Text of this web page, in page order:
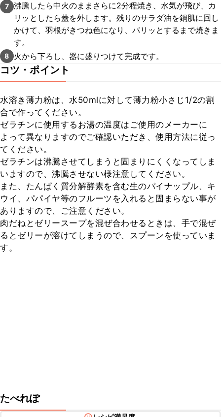
7 沸騰したら中火のままさらに2分程焼き、水気が飛び、カ
リッとしたら蓋を外します。残りのサラダ油を鍋肌に回し
かけて、羽根がきつね色になり、パリッとするまで焼きま
す。
8 火から下ろし、器に盛りつけて完成です。
コツ・ポイント
水溶き薄力粉は、水50mlに対して薄力粉小さじ1/2の割
合で作ってください。
ゼラチンに使用するお湯の温度はご使用のメーカーに
よって異なりますのでご確認いただき、使用方法に従っ
てください。
ゼラチンは沸騰させてしまうと固まりにくくなってしま
いますので、沸騰させない様注意してください。
また、たんぱく質分解酵素を含む生のパイナップル、キ
ウイ、パパイヤ等のフルーツを入れると固まらない事が
ありますので、ご注意ください。
肉だねとゼリースープを混ぜ合わせるときは、手で混ぜ
るとゼリーが溶けてしまうので、スプーンを使っていま
す。
たべれぽ